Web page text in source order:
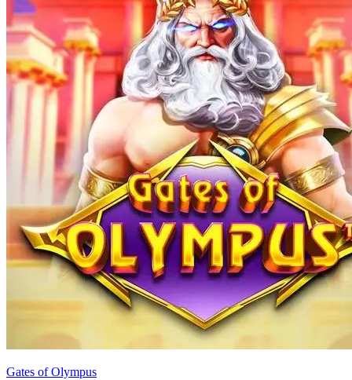
Gates of Olympus